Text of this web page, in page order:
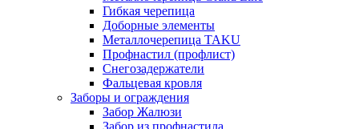
Гибкая черепица
Доборные элементы
Металлочерепица TAKU
Профнастил (профлист)
Снегозадержатели
Фальцевая кровля
Заборы и ограждения
Забор Жалюзи
Забор из профнастила